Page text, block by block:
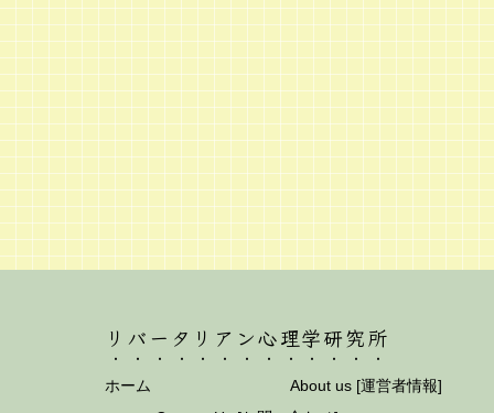
リバータリアン心理学研究所
ホーム
About us [運営者情報]